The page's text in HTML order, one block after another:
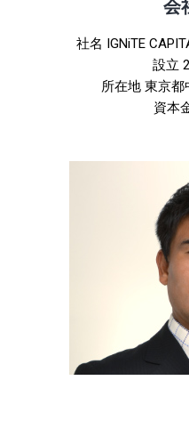
会
社名 IGNiTE
設立
所在地 東京
資本